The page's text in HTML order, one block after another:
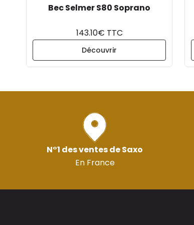
Bec Selmer S80 Soprano
143.10€ TTC
Découvrir
N°1 des ventes de Saxo
En France